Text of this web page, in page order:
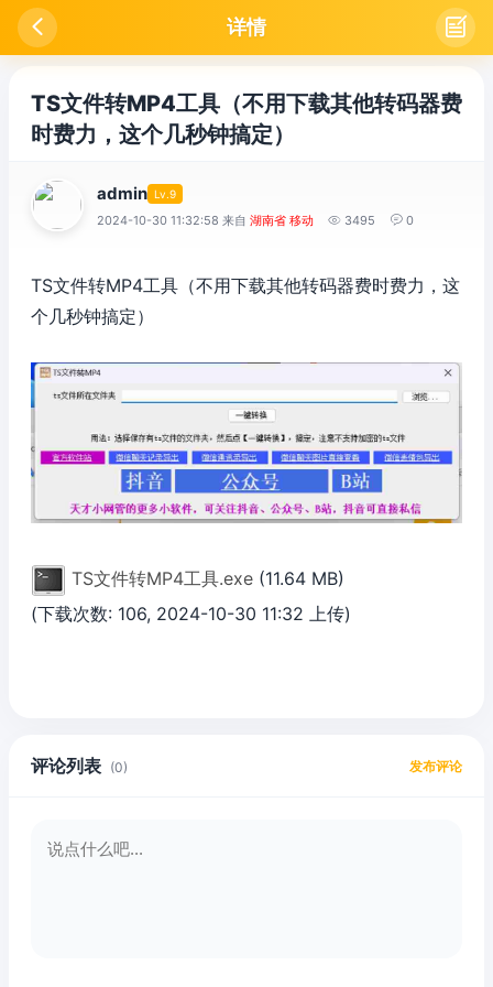
 详情 
TS文件转MP4工具（不用下载其他转码器费
时费力，这个几秒钟搞定）
admin Lv.9
2024-10-30 11:32:58 来自 湖南省 移动  3495  0
TS文件转MP4工具（不用下载其他转码器费时费力，这
个几秒钟搞定）
TS文件转MP4工具.exe (11.64 MB)
(下载次数: 106, 2024-10-30 11:32 上传)
评论列表 (0) 发布评论